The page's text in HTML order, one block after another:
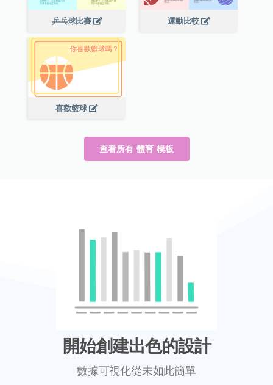
乒乓球比賽 運動比較
喜歡籃球
查看所有 體育 模板
開始創建出色的設計
數據可視化從未如此簡單